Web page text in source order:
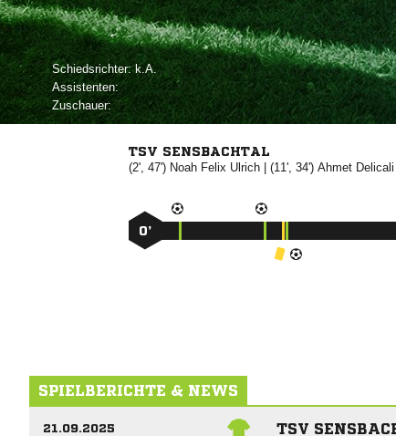
Schiedsrichter:
Assistenten:
Zuschauer:
TSV SENSBACHTAL
(2', 47')   | (11', 34') 
0’
SPIELBERICHTE & NEWS
21.09.2025 TSV